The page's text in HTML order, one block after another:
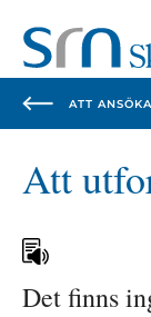
start
end
ATT ANSÖKA
Att
Det finns